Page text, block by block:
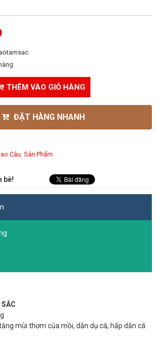
THÊM VÀO GIỎ HÀNG
ĐẶT HÀNG NHANH
Câu, Sản Phẩm
bè!
mùi thơm của mồi, dẫn dụ cá, hấp dẫn cá